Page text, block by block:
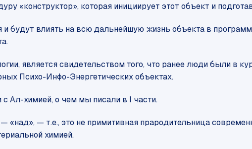
«конструктор», которая инициирует этот объект и
будут влиять на всю дальнейшую жизнь объекта в
является свидетельством того, что ранее люди были в
Психо-Инфо-Энергетических объектах.
с Ал-химией, о чем мы писали в I части.
«над», — т.е., это не примитивная прародительница
химией.